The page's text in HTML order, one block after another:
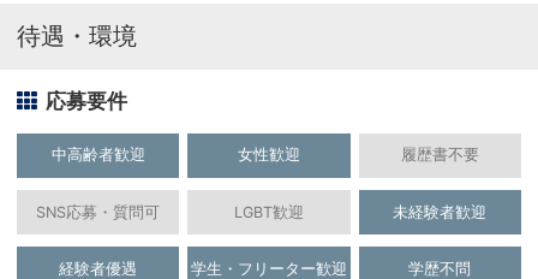
待遇・環境
応募要件
中高齢者歓迎 女性歓迎 履歴書不要
SNS応募・質問可 LGBT歓迎 未経験者歓迎
経験者優遇 学生・フリーター歓迎 学歴不問